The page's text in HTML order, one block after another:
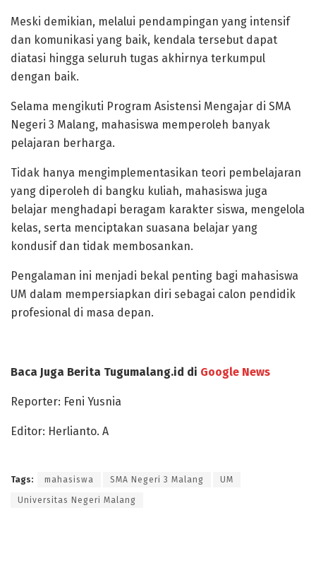
Meski demikian, melalui pendampingan yang intensif
dan komunikasi yang baik, kendala tersebut dapat
diatasi hingga seluruh tugas akhirnya terkumpul
dengan baik.
Selama mengikuti Program Asistensi Mengajar di SMA
Negeri 3 Malang, mahasiswa memperoleh banyak
pelajaran berharga.
Tidak hanya mengimplementasikan teori pembelajaran
yang diperoleh di bangku kuliah, mahasiswa juga
belajar menghadapi beragam karakter siswa, mengelola
kelas, serta menciptakan suasana belajar yang
kondusif dan tidak membosankan.
Pengalaman ini menjadi bekal penting bagi mahasiswa
UM dalam mempersiapkan diri sebagai calon pendidik
profesional di masa depan.
Baca Juga Berita Tugumalang.id di Google News
Reporter: Feni Yusnia
Editor: Herlianto. A
Tags: mahasiswa SMA Negeri 3 Malang UM
Universitas Negeri Malang